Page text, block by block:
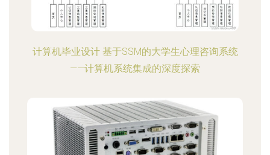
计算机毕业设计 基于SSM的大学生心理咨询系统
——计算机系统集成的深度探索